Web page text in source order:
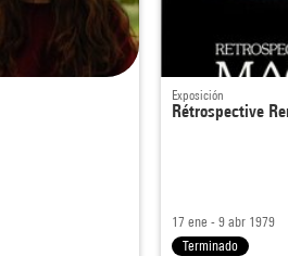
Exposición
Rétrospective
17 ene - 9 abr 1979
Terminado